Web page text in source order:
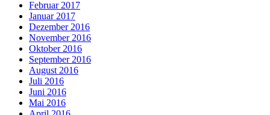
Februar 2017
Januar 2017
Dezember 2016
November 2016
Oktober 2016
September 2016
August 2016
Juli 2016
Juni 2016
Mai 2016